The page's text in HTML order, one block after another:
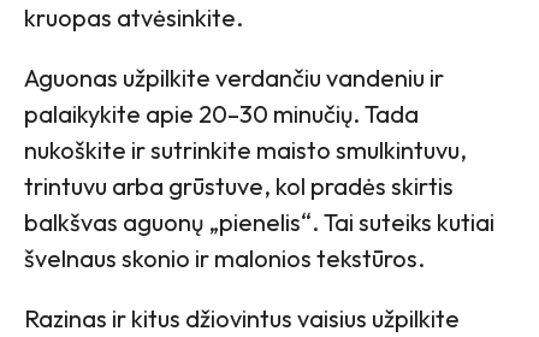
kruopas atvėsinkite.
Aguonas užpilkite verdančiu vandeniu ir
palaikykite apie 20–30 minučių. Tada
nukoškite ir sutrinkite maisto smulkintuvu,
trintuvu arba grūstuve, kol pradės skirtis
balkšvas aguonų „pienelis“. Tai suteiks kutiai
švelnaus skonio ir malonios tekstūros.
Razinas ir kitus džiovintus vaisius užpilkite